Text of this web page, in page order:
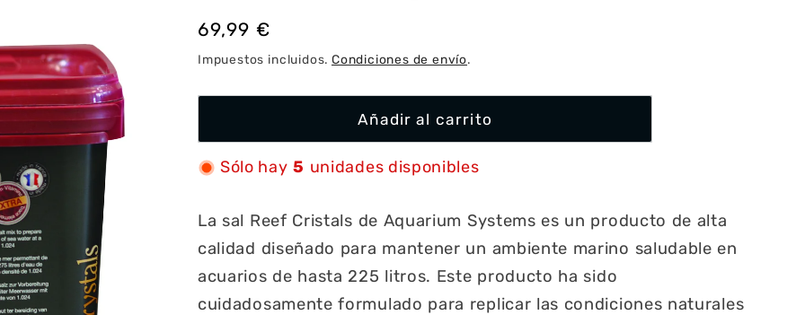
i
ó
n
Precio
habitual
69,99 €
Impuestos incluidos. Condiciones de envío.
Añadir al carrito
Sólo hay 5 unidades disponibles
La sal Reef Cristals de Aquarium Systems es un producto de alta
calidad diseñado para mantener un ambiente marino saludable en
acuarios de hasta 225 litros. Este producto ha sido
cuidadosamente formulado para replicar las condiciones naturales